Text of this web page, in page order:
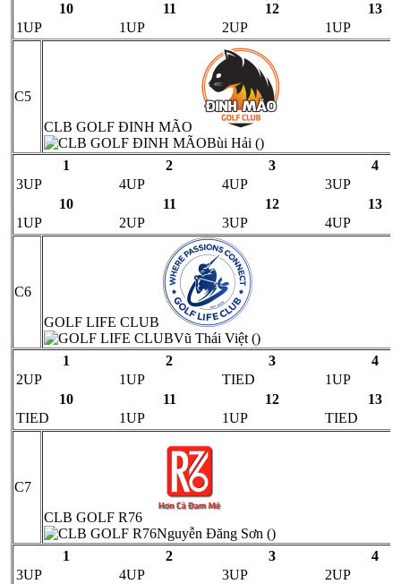
10
11 12
13
1UP
1UP 2UP 1UP
C5
CLB GOLF ĐINH MÃO
Bùi Hải ()
1
2 3
4
3UP
4UP 4UP
3UP
10
11 12
13
1UP
2UP 3UP 4UP
C6
GOLF LIFE CLUB
Vũ Thái Việt ()
1
2 3
4
2UP
1UP TIED
1UP
10
11 12
13
TIED
1UP 1UP TIED
C7
CLB GOLF R76
Nguyễn Đăng Sơn ()
1
2 3
4
3UP
4UP 3UP
2UP